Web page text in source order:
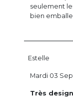
seulement
bien
Estelle
Très
Mardi 03